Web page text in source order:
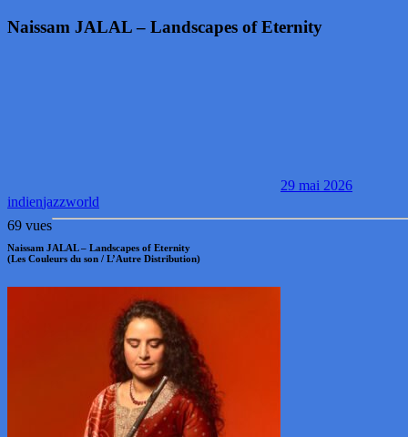
Naissam JALAL – Landscapes of Eternity
29 mai 2026
indienjazzworld
69 vues
Naissam JALAL – Landscapes of Eternity
(Les Couleurs du son / L’Autre Distribution)